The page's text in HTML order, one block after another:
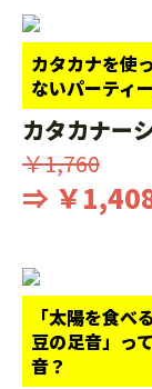
カタカナを使
ないパーティ
カタカナー
￥1,760
⇒ ￥
「太陽を食べ
豆の足音」っ
音？